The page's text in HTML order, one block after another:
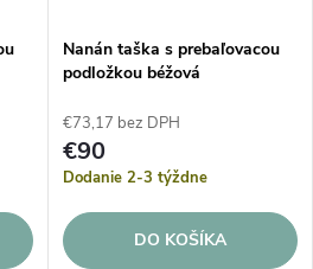
Nanán taška s prebaľovacou
podložkou béžová
€73,17 bez DPH
€90
Dodanie 2-3 týždne
DO KOŠÍKA